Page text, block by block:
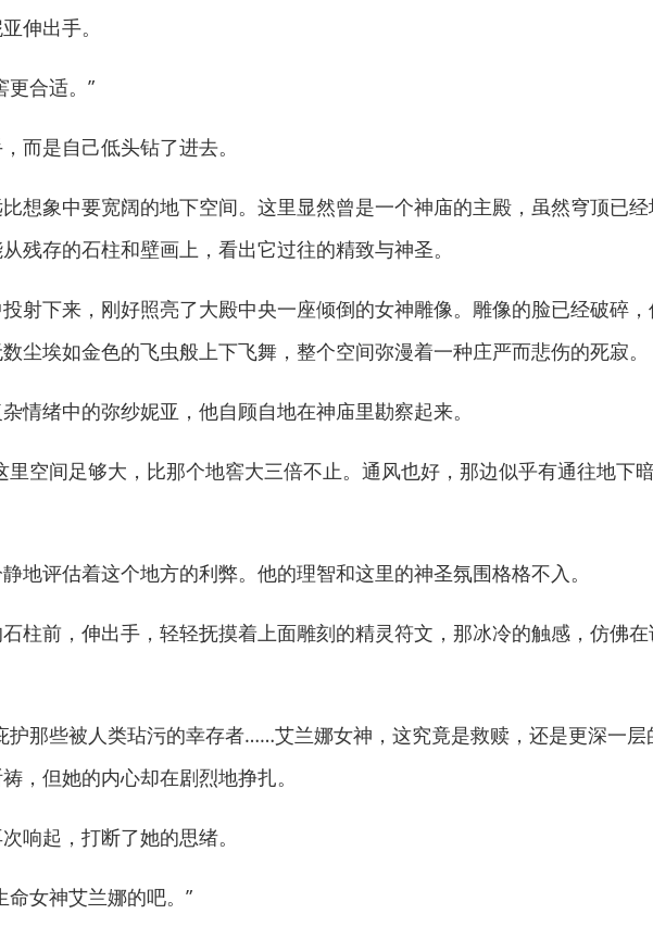
伸出手。
合适。”
是自己低头钻了进去。
象中要宽阔的地下空间。这里显然曾是一个神庙的主殿，虽然穹顶已经
残存的石柱和壁画上，看出它过往的精致与神圣。
下来，刚好照亮了大殿中央一座倾倒的女神雕像。雕像的脸已经破碎，
尘埃如金色的飞虫般上下飞舞，整个空间弥漫着一种庄严而悲伤的死寂。
绪中的弥纱妮亚，他自顾自地在神庙里勘察起来。
空间足够大，比那个地窖大三倍不止。通风也好，那边似乎有通往地下暗
评估着这个地方的利弊。他的理智和这里的神圣氛围格格不入。
前，伸出手，轻轻抚摸着上面雕刻的精灵符文，那冰冷的触感，仿佛在
那些被人类玷污的幸存者……艾兰娜女神，这究竟是救赎，还是更深一层
，但她的内心却在剧烈地挣扎。
起，打断了她的思绪。
女神艾兰娜的吧。”